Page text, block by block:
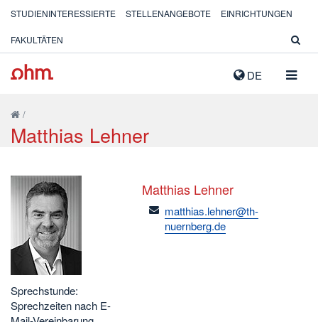
DE
STUDIENINTERESSIERTE STELLENANGEBOTE EINRICHTUNGEN
FAKULTÄTEN
/
Matthias Lehner
Sprechstunde:
Sprechzeiten nach E-
Matthias Lehner
email
matthias.lehner@th-
nuernberg.de